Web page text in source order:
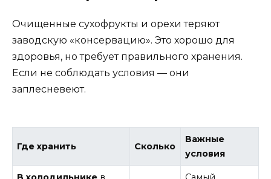
Очищенные сухофрукты и орехи теряют
заводскую «консервацию». Это хорошо для
здоровья, но требует правильного хранения.
Если не соблюдать условия — они
заплесневеют.
Где хранить Сколько
Важные
условия